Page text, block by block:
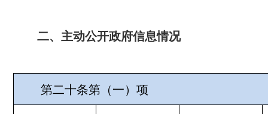
二、主动公开政府信息情况
第二十条第（一）项